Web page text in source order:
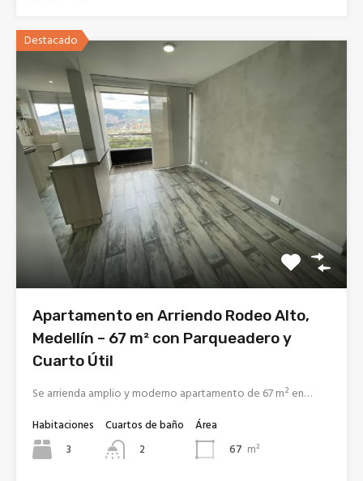
Destacado
Apartamento en Arriendo Rodeo Alto,
Medellín – 67 m² con Parqueadero y
Cuarto Útil
Se arrienda amplio y moderno apartamento de 67 m² en…
Habitaciones
3
Cuartos de baño
2
Área
67 m²